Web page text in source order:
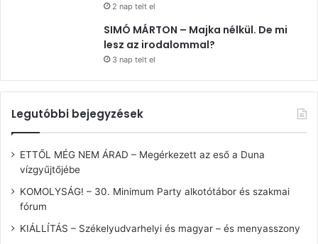
2 nap telt el
SIMÓ MÁRTON – Majka nélkül. De mi
lesz az irodalommal?
3 nap telt el
Legutóbbi bejegyzések
ETTŐL MÉG NEM ÁRAD – Megérkezett az eső a Duna
vízgyűjtőjébe
KOMOLYSÁG! – 30. Minimum Party alkotótábor és szakmai
fórum
KIÁLLÍTÁS – Székelyudvarhelyi és magyar – és menyasszony